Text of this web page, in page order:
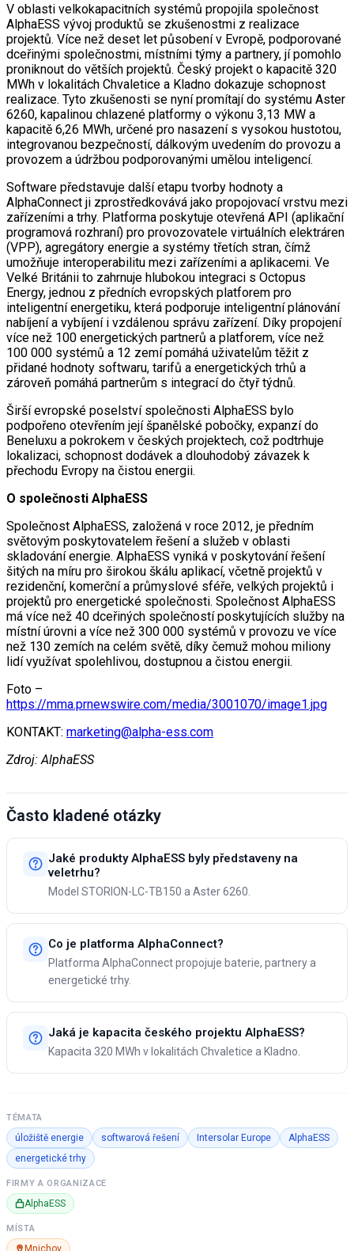
V oblasti velkokapacitních systémů propojila společnost
AlphaESS vývoj produktů se zkušenostmi z realizace
projektů. Více než deset let působení v Evropě, podporované
dceřinými společnostmi, místními týmy a partnery, jí pomohlo
proniknout do větších projektů. Český projekt o kapacitě 320
MWh v lokalitách Chvaletice a Kladno dokazuje schopnost
realizace. Tyto zkušenosti se nyní promítají do systému Aster
6260, kapalinou chlazené platformy o výkonu 3,13 MW a
kapacitě 6,26 MWh, určené pro nasazení s vysokou hustotou,
integrovanou bezpečností, dálkovým uvedením do provozu a
provozem a údržbou podporovanými umělou inteligencí.
Software představuje další etapu tvorby hodnoty a
AlphaConnect ji zprostředkovává jako propojovací vrstvu mezi
zařízeními a trhy. Platforma poskytuje otevřená API (aplikační
programová rozhraní) pro provozovatele virtuálních elektráren
(VPP), agregátory energie a systémy třetích stran, čímž
umožňuje interoperabilitu mezi zařízeními a aplikacemi. Ve
Velké Británii to zahrnuje hlubokou integraci s Octopus
Energy, jednou z předních evropských platforem pro
inteligentní energetiku, která podporuje inteligentní plánování
nabíjení a vybíjení i vzdálenou správu zařízení. Díky propojení
více než 100 energetických partnerů a platforem, více než
100 000 systémů a 12 zemí pomáhá uživatelům těžit z
přidané hodnoty softwaru, tarifů a energetických trhů a
zároveň pomáhá partnerům s integrací do čtyř týdnů.
Širší evropské poselství společnosti AlphaESS bylo
podpořeno otevřením její španělské pobočky, expanzí do
Beneluxu a pokrokem v českých projektech, což podtrhuje
lokalizaci, schopnost dodávek a dlouhodobý závazek k
přechodu Evropy na čistou energii.
O společnosti AlphaESS
Společnost AlphaESS, založená v roce 2012, je předním
světovým poskytovatelem řešení a služeb v oblasti
skladování energie. AlphaESS vyniká v poskytování řešení
šitých na míru pro širokou škálu aplikací, včetně projektů v
rezidenční, komerční a průmyslové sféře, velkých projektů i
projektů pro energetické společnosti. Společnost AlphaESS
má více než 40 dceřiných společností poskytujících služby na
místní úrovni a více než 300 000 systémů v provozu ve více
než 130 zemích na celém světě, díky čemuž mohou miliony
lidí využívat spolehlivou, dostupnou a čistou energii.
Foto –
https://mma.prnewswire.com/media/3001070/image1.jpg
KONTAKT: marketing@alpha-ess.com
Zdroj: AlphaESS
Často kladené otázky
Jaké produkty AlphaESS byly představeny na
veletrhu?
Model STORION-LC-TB150 a Aster 6260.
Co je platforma AlphaConnect?
Platforma AlphaConnect propojuje baterie, partnery a
energetické trhy.
Jaká je kapacita českého projektu AlphaESS?
Kapacita 320 MWh v lokalitách Chvaletice a Kladno.
TÉMATA
úložiště energie softwarová řešení Intersolar Europe
AlphaESS
energetické trhy
FIRMY A ORGANIZACE
AlphaESS
MÍSTA